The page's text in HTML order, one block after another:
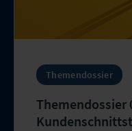
Themendossier
Themendossier